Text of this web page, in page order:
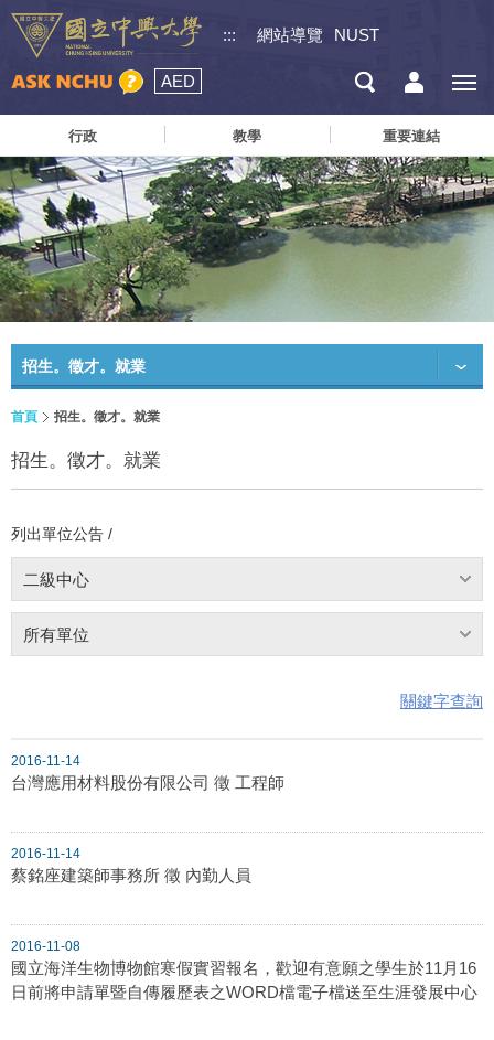
::: 網站導覽 NUST
AED
行政 教學 重要連結
招生。徵才。就業
首頁 招生。徵才。就業
招生。徵才。就業
列出單位公告 /
二級中心
所有單位
關鍵字查詢
2016-11-14
台灣應用材料股份有限公司 徵 工程師
2016-11-14
蔡銘座建築師事務所 徵 內勤人員
2016-11-08
國立海洋生物博物館寒假實習報名，歡迎有意願之學生於11月16
日前將申請單暨自傳履歷表之WORD檔電子檔送至生涯發展中心